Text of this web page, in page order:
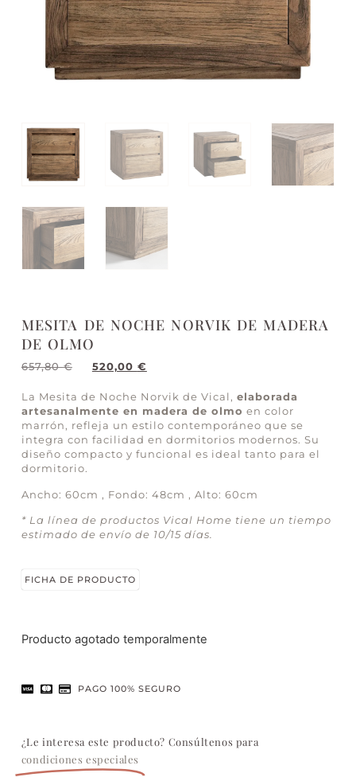
MESITA DE NOCHE NORVIK DE MADERA
DE OLMO
657,80€ 520,00 €
La Mesita de Noche Norvik de Vical, elaborada
artesanalmente en madera de olmo en color
marrón, refleja un estilo contemporáneo que se
integra con facilidad en dormitorios modernos. Su
diseño compacto y funcional es ideal tanto para el
dormitorio.
Ancho: 60cm , Fondo: 48cm , Alto: 60cm
* La línea de productos Vical Home tiene un tiempo
estimado de envío de 10/15 días.
FICHA DE PRODUCTO
Producto agotado temporalmente
PAGO 100% SEGURO
¿Le interesa este producto? Consúltenos para
condiciones especiales